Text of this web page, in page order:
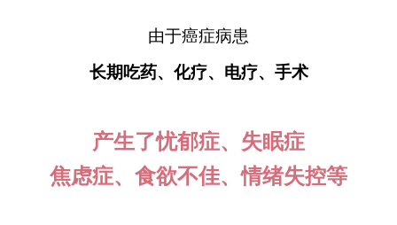
由于癌症病患
长期吃药、化疗、电疗、手术
产生了忧郁症、失眠症
焦虑症、食欲不佳、情绪失控等